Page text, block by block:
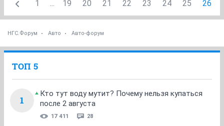
1 ... 19 20 21 22 23 24 25 26
НГС.Форум Авто Авто-форум
ТОП 5
1
Кто тут воду мутит? Почему нельзя купаться
после 2 августа
17 411 28